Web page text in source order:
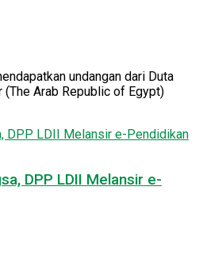
undangan dari Duta
Arab Republic of Egypt)
DPP LDII Melansir e-